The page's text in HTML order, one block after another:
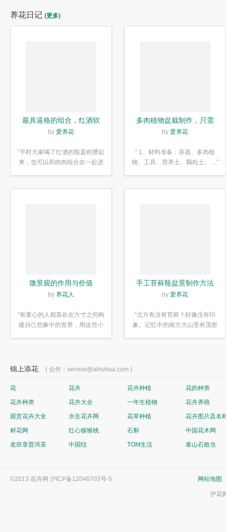
养花日记 (更多)
最具逼格的组合，红酒软
木塞diy多肉植物盆栽
by 爱养花
“平时大家喝了红酒的瓶盖积攒起
来，也可以和肉肉组合在一起进
多肉植物盆栽制作，只需
简单6步
by 爱养花
“ 1、材料准备：容器、多肉植
物、工具、营养土、颗粒土。 ...”
微景观的作用与价值
by 养花人
“有童心的人都喜欢在方寸之间构
建自己想象中的世界，用这些小
手工苔藓瓶盆景制作方法
by 爱养花
“北方有没有苔藓？好像没有印
象。记忆中的南方大山里有茂密
锦上添花 ( 合作：service@aihuhua.com )
花 花卉 花卉种植
花的种类
花卉种类
花卉大全 一年生植物
花卉养殖
观赏花卉大全
水生花卉网 花草种植
花卉图片及名
鲜花网
红心猕猴桃 石斛
中国花木网
老班章普洱茶
中国结 TOM生活 泰山石敢当
©2013 花卉网 沪ICP备12046703号-5 网站地图
护花